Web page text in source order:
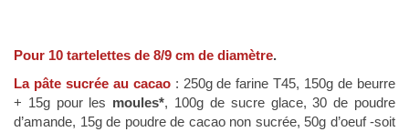
Pour 10 tartelettes de 8/9 cm de diamètre.
La pâte sucrée au cacao: 250g de farine T45, 150g de beurre
+ 15g pour les moules*, 100g de sucre glace, 30 de poudre
d’amande, 15g de poudre de cacao non sucrée, 50g d’oeuf -soit